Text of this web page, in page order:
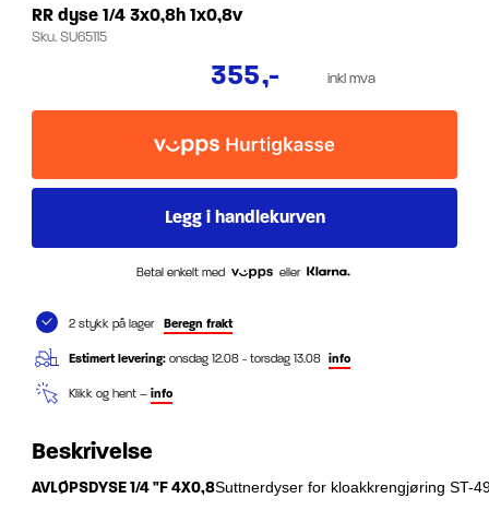
RR dyse 1/4 3x0,8h 1x0,8v
Sku.SU65115
355,- inkl mva
Betal enkelt med eller
2 stykk på lager Beregn frakt
Estimert levering: onsdag 12.08 - torsdag 13.08 info
Klikk og hent – info
Beskrivelse
AVLØPSDYSE 1/4 "F 4X0,8Suttnerdyser for kloakkrengjøring ST-